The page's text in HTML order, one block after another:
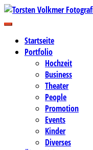
Zum
Inhalt
Torsten
Business-, Portrait- und
Startseite
Portfolio
Hochzeit
Business
Theater
People
Promotion
Events
Kinder
Diverses